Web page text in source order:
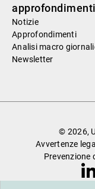
approfondimenti
Notizie
Approfondimenti
Analisi macro
Newsletter
© 2026,
Avvertenze
Prevenzione